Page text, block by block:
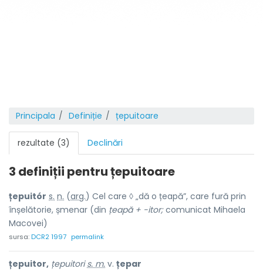
Principala Definiție țepuitoare
rezultate (3) Declinări
3 definiții pentruțepuitoare
țepuitór s. n. (arg.) Cel care ◊ „dă o țeapă”, care fură prin
înșelătorie, șmenar (din țeapă + -itor;comunicat Mihaela
Macovei)
sursa:DCR2 1997 permalink
țepuitor, țepuitoris. m. v. țepar